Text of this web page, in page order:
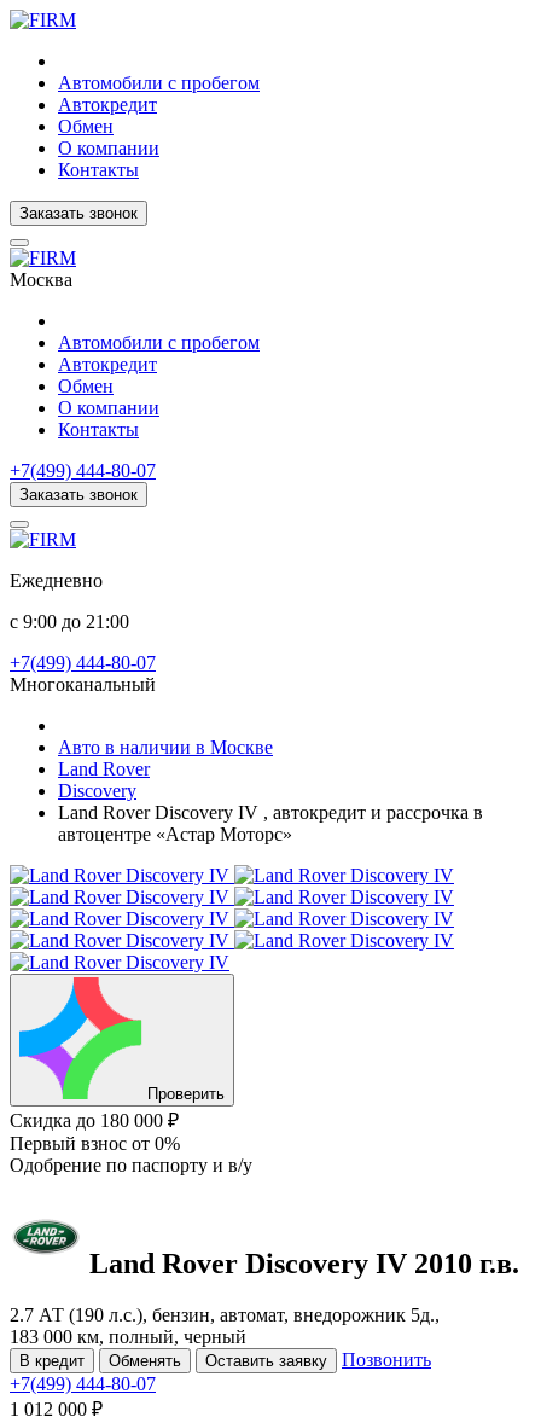
Автомобили с пробегом
Автокредит
Обмен
О компании
Контакты
Заказать звонок
Москва
Автомобили с пробегом
Автокредит
Обмен
О компании
Контакты
+7(499) 444-80-07
Заказать звонок
Ежедневно
с 9:00 до 21:00
+7(499) 444-80-07
Многоканальный
Авто в наличии в Москве
Land Rover
Discovery
Land Rover Discovery IV , автокредит и рассрочка в
автоцентре «Астар Моторс»
Проверить
Скидка до 180 000 ₽
Первый взнос от 0%
Одобрение по паспорту и в/у
Land Rover Discovery IV 2010 г.в.
2.7 АТ (190 л.с.), бензин, автомат, внедорожник 5д.,
183 000 км, полный, черный
В кредит Обменять Оставить заявку
Позвонить
+7(499) 444-80-07
1 012 000 ₽